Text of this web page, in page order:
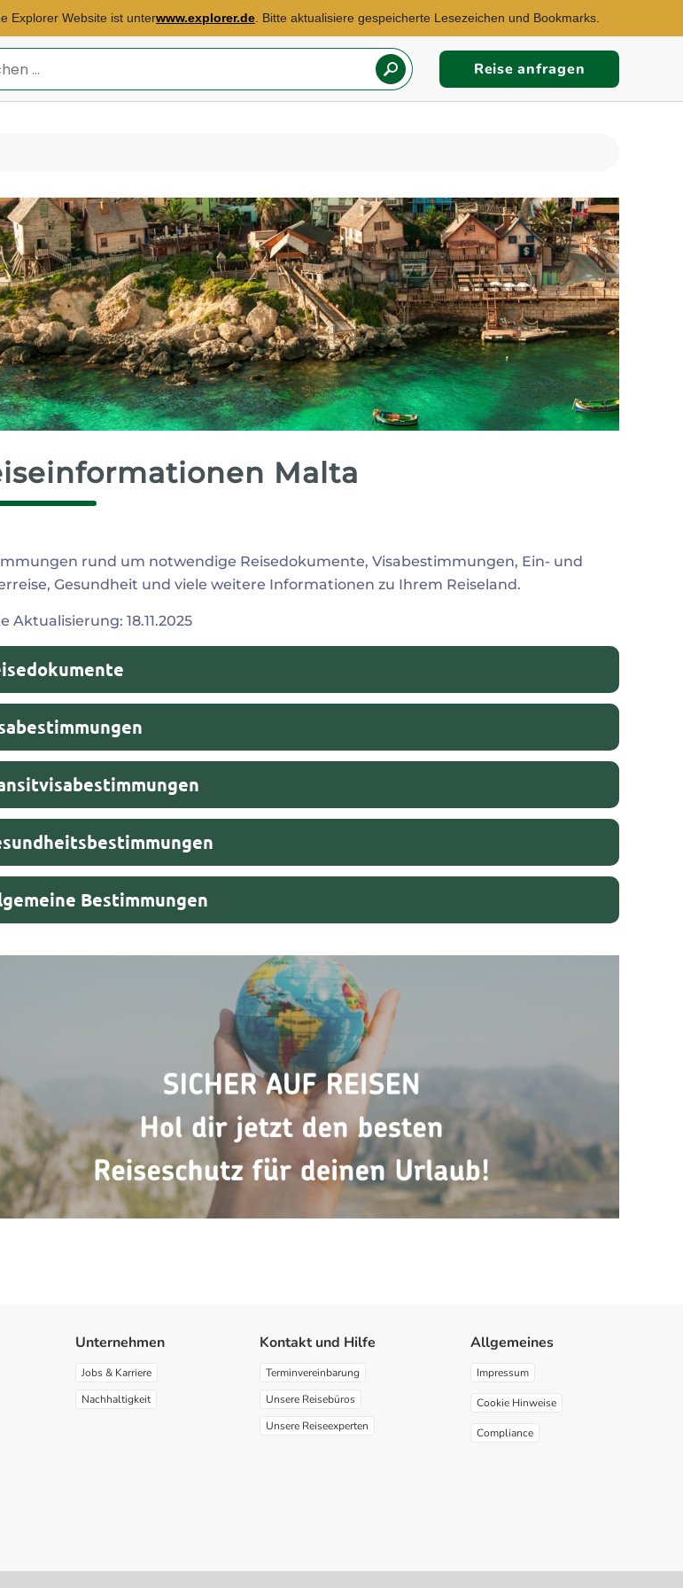
Explorer Website ist unterwww.explorer.de . Bitte aktualisiere gespeicherte Lesezeichen und Bookmarks.
Reise anfragen
Malta
rund um notwendige Reisedokumente, Visabestimmungen, Ein- und
Gesundheit und viele weitere Informationen zu Ihrem Reiseland.
Aktualisierung: 18.11.2025
Bestimmungen
Unternehmen
Jobs & Karriere
Nachhaltigkeit
Kontakt und Hilfe
Terminvereinbarung
Unsere Reisebüros
Unsere Reiseexperten
Allgemeines
Impressum
Cookie Hinweise
Compliance